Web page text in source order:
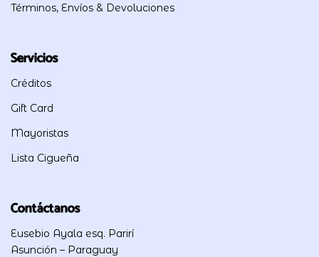
Términos, Envíos & Devoluciones
Servicios
Créditos
Gift Card
Mayoristas
Lista Cigueña
Contáctanos
Eusebio Ayala esq. Parirí
Asunción – Paraguay